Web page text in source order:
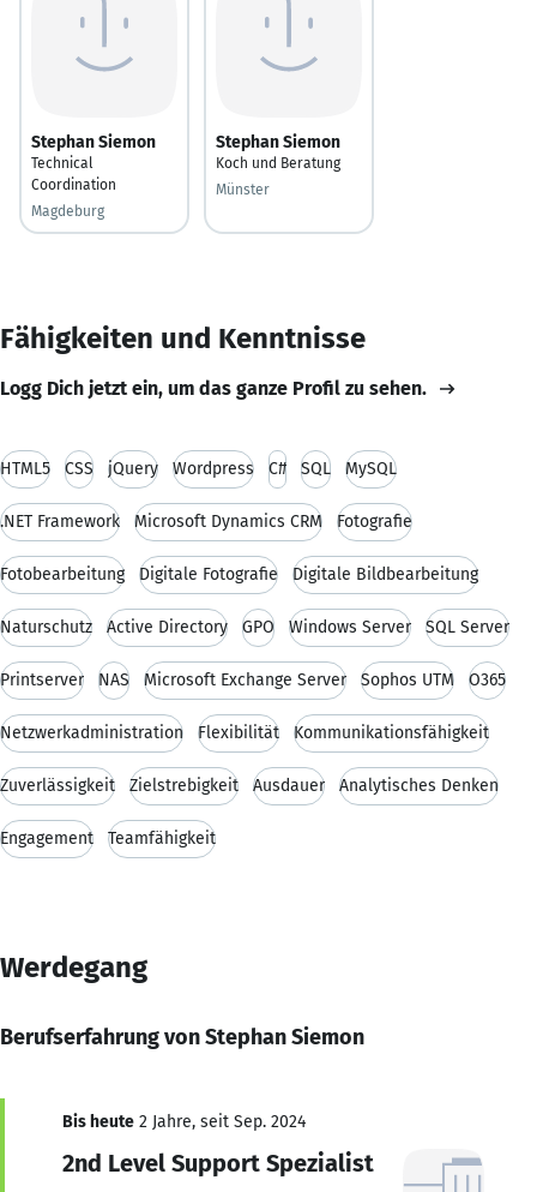
Stephan Siemon
Technical
Coordination
Magdeburg
Stephan Siemon
Koch und Beratung
Münster
Fähigkeiten und Kenntnisse
Logg Dich jetzt ein, um das ganze Profil zu sehen.
HTML5 CSS jQuery Wordpress C# SQL MySQL
.NET Framework Microsoft Dynamics CRM Fotografie
Fotobearbeitung Digitale Fotografie Digitale Bildbearbeitung
Naturschutz Active Directory GPO Windows Server SQL Server
Printserver NAS Microsoft Exchange Server Sophos UTM O365
Netzwerkadministration Flexibilität Kommunikationsfähigkeit
Zuverlässigkeit Zielstrebigkeit Ausdauer Analytisches Denken
Engagement Teamfähigkeit
Werdegang
Berufserfahrung von Stephan Siemon
Bis heute 2 Jahre, seit Sep. 2024
2nd Level Support Spezialist